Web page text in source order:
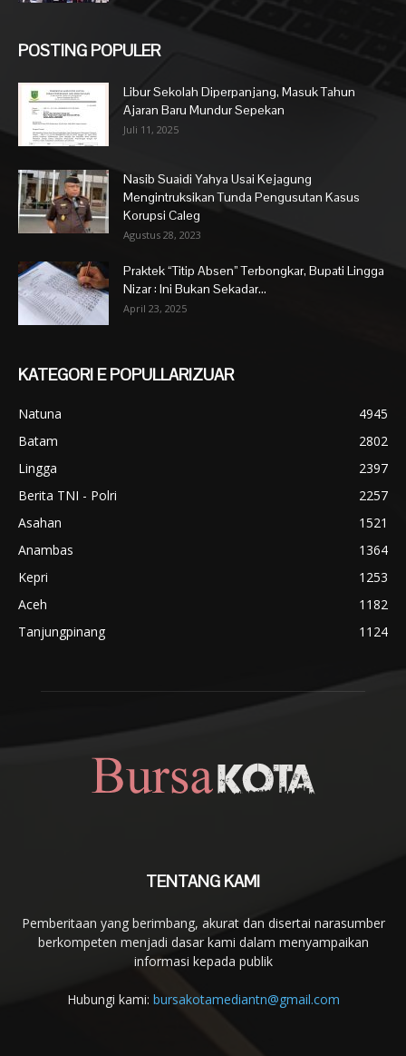
POSTING POPULER
Libur Sekolah Diperpanjang, Masuk Tahun
Ajaran Baru Mundur Sepekan
Juli 11, 2025
Nasib Suaidi Yahya Usai Kejagung
Mengintruksikan Tunda Pengusutan Kasus
Korupsi Caleg
Agustus 28, 2023
Praktek “Titip Absen” Terbongkar, Bupati Lingga
Nizar : Ini Bukan Sekadar...
April 23, 2025
KATEGORI E POPULLARIZUAR
Natuna
4945
Batam
2802
Lingga
2397
Berita TNI - Polri
2257
Asahan
1521
Anambas
1364
Kepri
1253
Aceh
1182
Tanjungpinang
1124
TENTANG KAMI
Pemberitaan yang berimbang, akurat dan disertai narasumber
berkompeten menjadi dasar kami dalam menyampaikan
informasi kepada publik
Hubungi kami: bursakotamediantn@gmail.com